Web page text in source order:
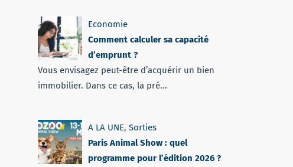
Economie
Comment calculer sa capacité
d’emprunt ?
Vous envisagez peut-être d’acquérir un bien
immobilier. Dans ce cas, la pré...
A LA UNE, Sorties
Paris Animal Show : quel
programme pour l’édition 2026 ?